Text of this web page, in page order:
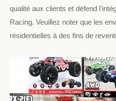
qualité aux clients et défend
Racing. Veuillez noter que les
résidentielles à des fins de